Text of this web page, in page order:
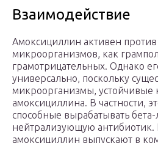
Взаимодействие
Амоксициллин активен
микроорганизмов, как
грамотрицательных. Однако
универсально, поскольку
микроорганизмы, устойчивые
амоксициллина. В частности,
способные вырабатывать бета-
нейтрализующую антибиотик.
амоксициллин выпускают в